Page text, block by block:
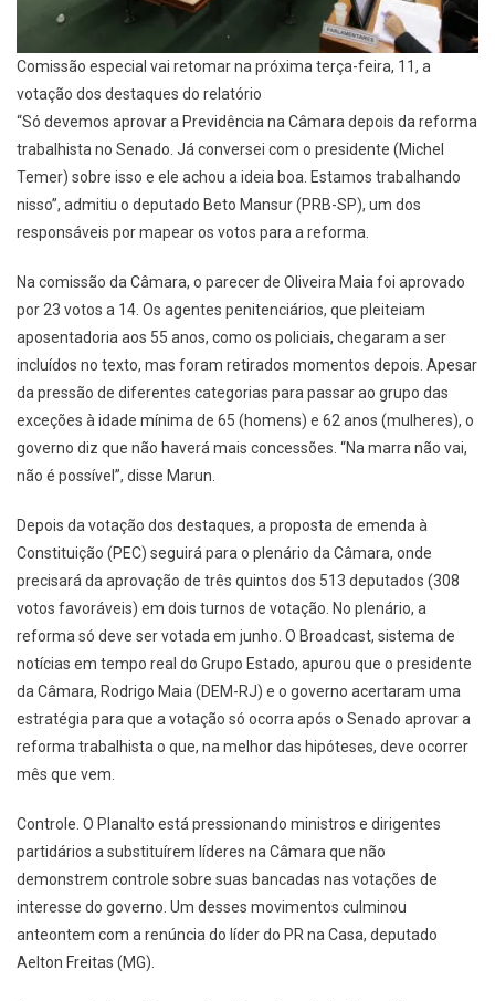
Comissão especial vai retomar na próxima terça-feira, 11, a
votação dos destaques do relatório
“Só devemos aprovar a Previdência na Câmara depois da reforma
trabalhista no Senado. Já conversei com o presidente (Michel
Temer) sobre isso e ele achou a ideia boa. Estamos trabalhando
nisso”, admitiu o deputado Beto Mansur (PRB-SP), um dos
responsáveis por mapear os votos para a reforma.
Na comissão da Câmara, o parecer de Oliveira Maia foi aprovado
por 23 votos a 14. Os agentes penitenciários, que pleiteiam
aposentadoria aos 55 anos, como os policiais, chegaram a ser
incluídos no texto, mas foram retirados momentos depois. Apesar
da pressão de diferentes categorias para passar ao grupo das
exceções à idade mínima de 65 (homens) e 62 anos (mulheres), o
governo diz que não haverá mais concessões. “Na marra não vai,
não é possível”, disse Marun.
Depois da votação dos destaques, a proposta de emenda à
Constituição (PEC) seguirá para o plenário da Câmara, onde
precisará da aprovação de três quintos dos 513 deputados (308
votos favoráveis) em dois turnos de votação. No plenário, a
reforma só deve ser votada em junho. O Broadcast, sistema de
notícias em tempo real do Grupo Estado, apurou que o presidente
da Câmara, Rodrigo Maia (DEM-RJ) e o governo acertaram uma
estratégia para que a votação só ocorra após o Senado aprovar a
reforma trabalhista o que, na melhor das hipóteses, deve ocorrer
mês que vem.
Controle. O Planalto está pressionando ministros e dirigentes
partidários a substituírem líderes na Câmara que não
demonstrem controle sobre suas bancadas nas votações de
interesse do governo. Um desses movimentos culminou
anteontem com a renúncia do líder do PR na Casa, deputado
Aelton Freitas (MG).